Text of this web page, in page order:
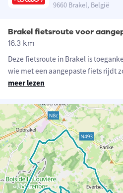
9660 Brakel, België
Brakel fietsroute voor
16.3 km
Deze fietsroute in Brakel is
wie met een aangepaste fiets rijdt
meer lezen